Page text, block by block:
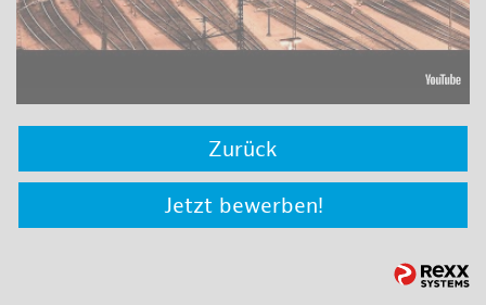
Zurück
Jetzt bewerben!